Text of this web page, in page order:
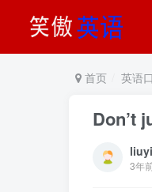
首页 英语
Don’t
3年